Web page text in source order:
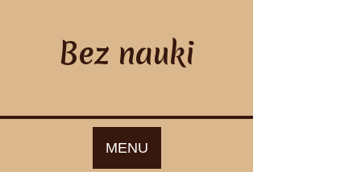
Bez nauki
MENU